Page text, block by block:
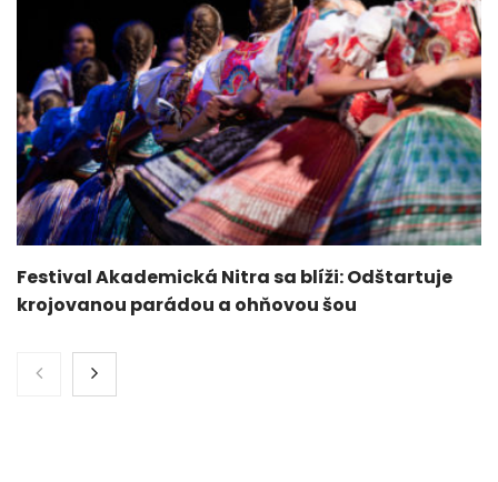
Festival Akademická Nitra sa blíži: Odštartuje
krojovanou parádou a ohňovou šou